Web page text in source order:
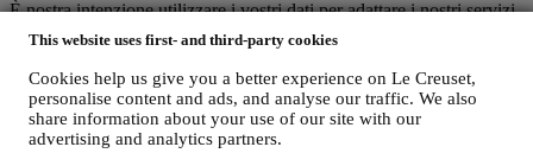
This website uses first- and third-party cookies
Cookies help us give you a better experience on Le Creuset,
personalise content and ads, and analyse our traffic. We also
share information about your use of our site with our
advertising and analytics partners.
È nostra intenzione utilizzare i vostri dati per adattare i nostri servizi
e le nostre offerte alle vostre esigenze e preferenze allo scopo di
fornirvi un’esperienza consumatore Le Creuset personalizzata.
Svolgere questa attività analizzando le vostre abitudini o interessi, ad
esempio, in relazione ai prodotti più visti, la vostra interazione con
noi sui social media, quali pagine del nostro sito visitate, quali
contenuti delle nostre offerte leggete, ecc. A tal fine ci serviremo